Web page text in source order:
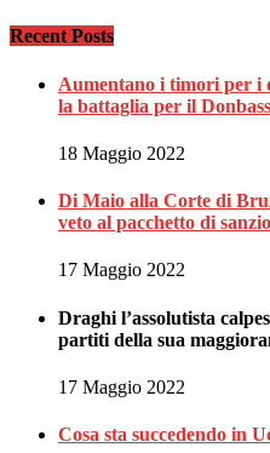
Recent Posts
Aumentano i timori per i
la battaglia per il
18 Maggio 2022
Di Maio alla Corte di
veto al pacchetto di
17 Maggio 2022
Draghi l’assolutista
partiti della sua
17 Maggio 2022
Cosa sta succedendo in